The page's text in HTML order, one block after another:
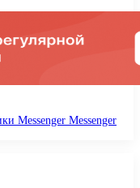
Messenger Messenger